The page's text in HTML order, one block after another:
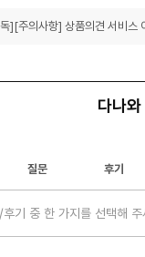
][주의사항] 상품의견 서비스
다나
질문 후기